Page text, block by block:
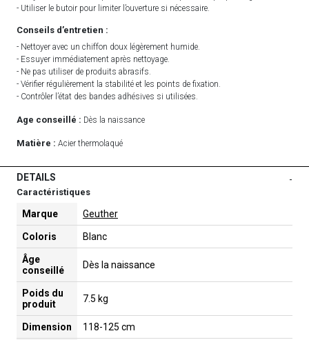
- Utiliser le butoir pour limiter l’ouverture si nécessaire.
Conseils d’entretien :
- Nettoyer avec un chiffon doux légèrement humide.
- Essuyer immédiatement après nettoyage.
- Ne pas utiliser de produits abrasifs.
- Vérifier régulièrement la stabilité et les points de fixation.
- Contrôler l’état des bandes adhésives si utilisées.
Age conseillé : Dès la naissance
Matière : Acier thermolaqué
DETAILS -
Caractéristiques
Marque Geuther
Coloris Blanc
Âge
conseillé
Dès la naissance
Poids du
produit
7.5 kg
Dimension 118-125 cm